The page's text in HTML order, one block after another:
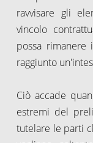
ravvisare gli
vincolo
possa rimanere
raggiunto
Ciò accade
estremi del
tutelare le parti